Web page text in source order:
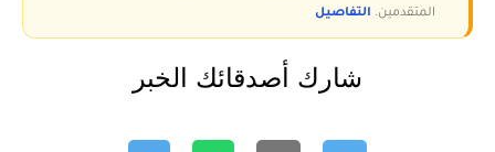
المتقدمين. التفاصيل
شارك أصدقائك الخبر